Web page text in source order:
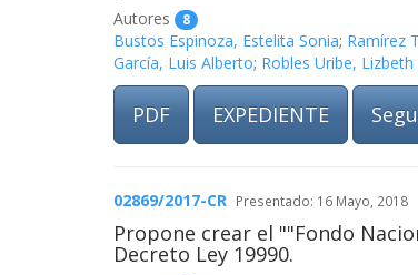
Autores 8
Bustos Espinoza, Estelita Sonia; Ramírez
García, Luis Alberto; Robles Uribe, Lizbeth
PDF EXPEDIENTE
02869/2017-CR Presentado: 16 Mayo, 2018
Propone crear el ""Fondo
Decreto Ley 19990.